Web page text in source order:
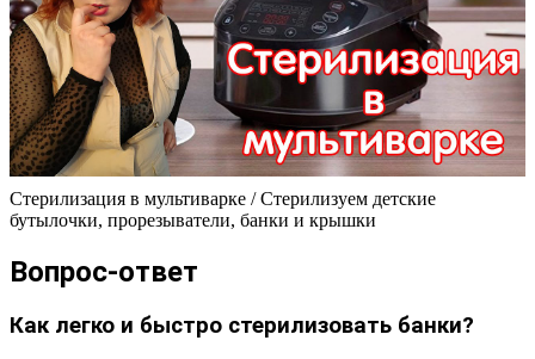
Cтерилизация в мультиварке / Стерилизуем детские
бутылочки, прорезыватели, банки и крышки
Вопрос-ответ
Как легко и быстро стерилизовать банки?